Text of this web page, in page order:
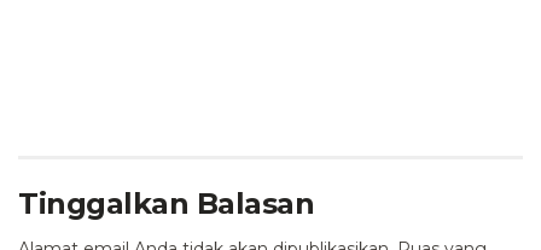
Tinggalkan Balasan